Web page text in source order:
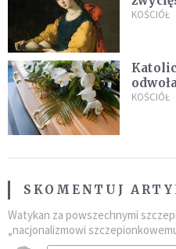
KOŚCIÓŁ
KOŚCIÓŁ
SKOMENTUJ
Watykan za powszechnymi
„nacjonalizmowi